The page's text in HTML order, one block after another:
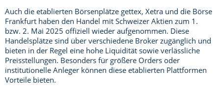
Auch die etablierten Börsenplätze gettex, Xetra und die Börse
Frankfurt haben den Handel mit Schweizer Aktien zum 1.
bzw. 2. Mai 2025 offiziell wieder aufgenommen. Diese
Handelsplätze sind über verschiedene Broker zugänglich und
bieten in der Regel eine hohe Liquidität sowie verlässliche
Preisstellungen. Besonders für größere Orders oder
institutionelle Anleger können diese etablierten Plattformen
Vorteile bieten.